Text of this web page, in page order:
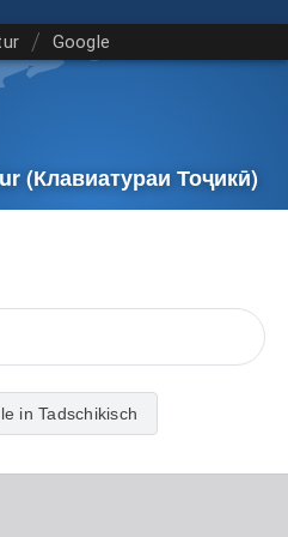
/ Google
(Клавиатураи Тоҷикӣ)
in Tadschikisch